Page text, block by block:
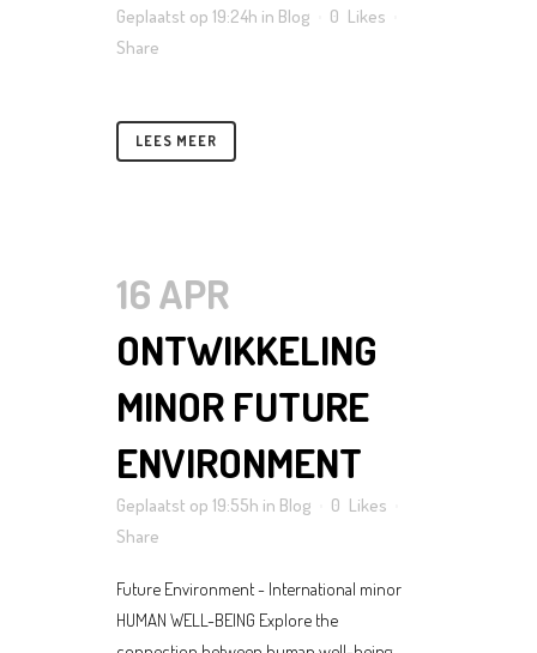
Geplaatst op 19:24h in Blog 0 Likes
Share
LEES MEER
16 APR
ONTWIKKELING
MINOR FUTURE
ENVIRONMENT
Geplaatst op 19:55h in Blog 0 Likes
Share
Future Environment - International minor
HUMAN WELL-BEING Explore the